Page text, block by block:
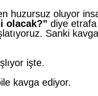
huzursuz oluyor
olacak?” diye
Sanki
işte.
kavga ediyor.